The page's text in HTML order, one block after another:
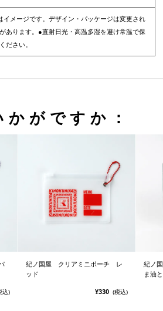
イメージです。デザイン・パッケージは変更され
あります。●直射日光・高温多湿を避け常温で保
ださい。
かがですか：
込)
紀ノ国屋 クリアミニポーチ レ
ッド
¥330 (税込)
紀ノ
ま油